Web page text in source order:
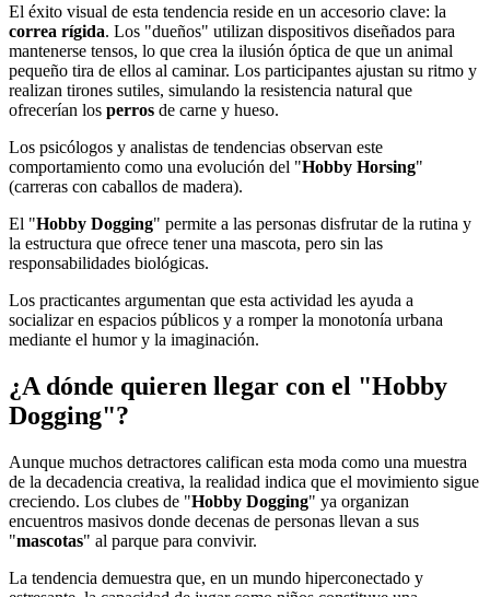
El éxito visual de esta tendencia reside en un accesorio clave: la
correa rígida. Los "dueños" utilizan dispositivos diseñados para
mantenerse tensos, lo que crea la ilusión óptica de que un animal
pequeño tira de ellos al caminar. Los participantes ajustan su ritmo y
realizan tirones sutiles, simulando la resistencia natural que
ofrecerían los perros de carne y hueso.
Los psicólogos y analistas de tendencias observan este
comportamiento como una evolución del "Hobby Horsing"
(carreras con caballos de madera).
El "Hobby Dogging" permite a las personas disfrutar de la rutina y
la estructura que ofrece tener una mascota, pero sin las
responsabilidades biológicas.
Los practicantes argumentan que esta actividad les ayuda a
socializar en espacios públicos y a romper la monotonía urbana
mediante el humor y la imaginación.
¿A dónde quieren llegar con el "Hobby
Dogging"?
Aunque muchos detractores califican esta moda como una muestra
de la decadencia creativa, la realidad indica que el movimiento sigue
creciendo. Los clubes de "Hobby Dogging" ya organizan
encuentros masivos donde decenas de personas llevan a sus
"mascotas" al parque para convivir.
La tendencia demuestra que, en un mundo hiperconectado y